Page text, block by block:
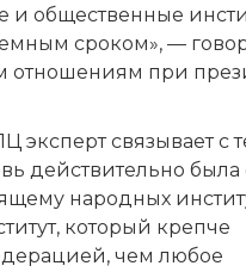
общественные
сроком», —
отношениям при
связывает с
действительно
народных
который крепче
чем любое